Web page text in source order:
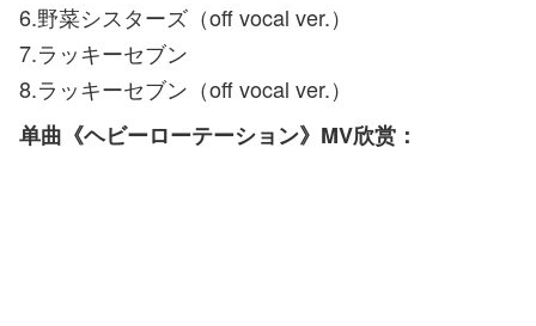
6.野菜シスターズ（off vocal ver.）
7.ラッキーセブン
8.ラッキーセブン（off vocal ver.）
单曲《ヘビーローテーション》MV欣赏：